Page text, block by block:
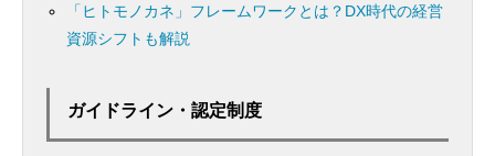
「ヒトモノカネ」フレームワークとは？DX時代の経営
資源シフトも解説
ガイドライン・認定制度